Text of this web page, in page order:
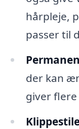
hårpleje,
passer til
der kan
giver